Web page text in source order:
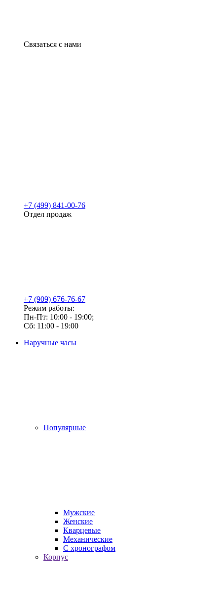
Связаться с нами
+7 (499) 841-00-76
Отдел продаж
+7 (909) 676-76-67
Режим работы:
Пн-Пт: 10:00 - 19:00;
Сб: 11:00 - 19:00
Наручные часы
Популярные
Мужские
Женские
Кварцевые
Механические
С хронографом
Корпус